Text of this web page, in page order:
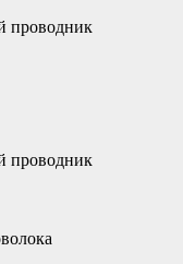
проводник
проводник